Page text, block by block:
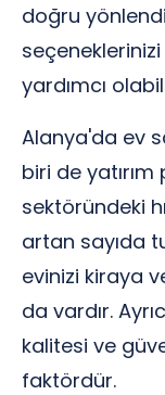
doğru
yardımcı
Alanya'da ev
biri de
sektöründeki
artan sayıda
evinizi kiraya
da vardır.
kalitesi ve
faktördür.